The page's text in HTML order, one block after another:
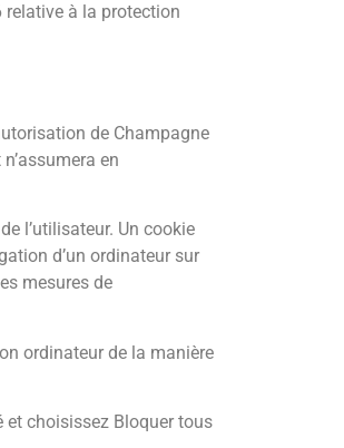
à la protection
de Champagne
en
l’utilisateur. Un cookie
d’un ordinateur sur
mesures de
ordinateur de la manière
choisissez Bloquer tous